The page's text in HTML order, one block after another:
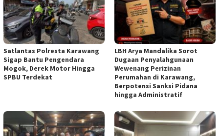
Satlantas Polresta Karawang
Sigap Bantu Pengendara
Mogok, Derek Motor Hingga
SPBU Terdekat
LBH Arya Mandalika Sorot
Dugaan Penyalahgunaan
Wewenang Perizinan
Perumahan di Karawang,
Berpotensi Sanksi Pidana
hingga Administratif